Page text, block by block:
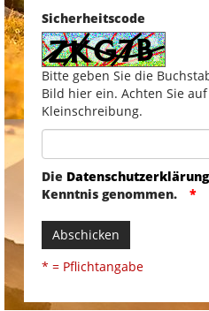
Sicherheitscode
Bitte geben Sie die
Bild hier ein. Achten Sie
Kleinschreibung.
Die Datenschutzerklärung
Kenntnis genommen.
Abschicken
* = Pflichtangabe